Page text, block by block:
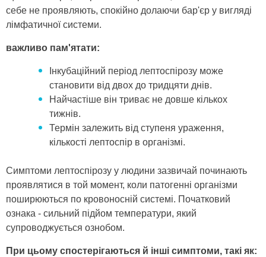
себе не проявляють, спокійно долаючи бар'єр у вигляді
лімфатичної системи.
важливо пам'ятати:
Інкубаційний період лептоспірозу може
становити від двох до тридцяти днів.
Найчастіше він триває не довше кількох
тижнів.
Термін залежить від ступеня ураження,
кількості лептоспір в організмі.
Симптоми лептоспірозу у людини зазвичай починають
проявлятися в той момент, коли патогенні організми
поширюються по кровоносній системі. Початковий
ознака - сильний підйом температури, який
супроводжується ознобом.
При цьому спостерігаються й інші симптоми, такі як: